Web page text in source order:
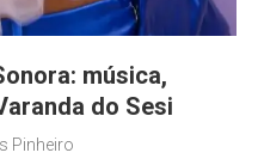
música,
do Sesi
Pinheiro